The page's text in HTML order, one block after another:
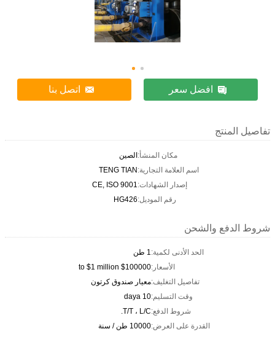
افضل سعر اتصل بنا
تفاصيل المنتج
مكان المنشأ:الصين
اسم العلامة التجارية:TENG TIAN
إصدار الشهادات:CE, ISO 9001
رقم الموديل:HG426
شروط الدفع والشحن
الحد الأدنى لكمية:1 طن
الأسعار:$100000 to $1 million
تفاصيل التغليف:معيار صندوق كرتون
وقت التسليم:10 daya
شروط الدفع:T/T ، L/C.
القدرة على العرض:10000 طن / سنة